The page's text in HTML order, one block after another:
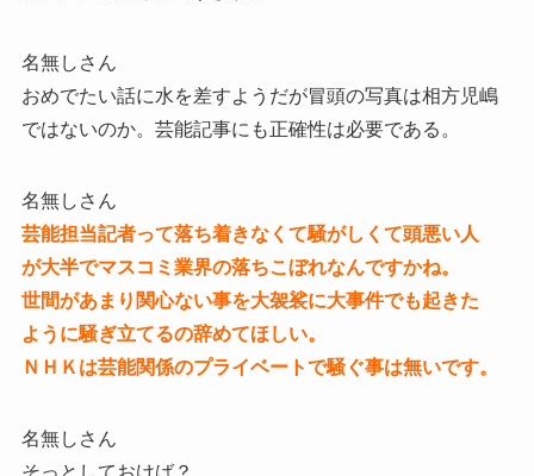
名無しさん
おめでたい話に水を差すようだが冒頭の写真は相方児嶋
ではないのか。芸能記事にも正確性は必要である。
名無しさん
芸能担当記者って落ち着きなくて騒がしくて頭悪い人
が大半でマスコミ業界の落ちこぼれなんですかね。
世間があまり関心ない事を大袈裟に大事件でも起きた
ように騒ぎ立てるの辞めてほしい。
ＮＨＫは芸能関係のプライベートで騒ぐ事は無いです。
名無しさん
そっとしておけば？